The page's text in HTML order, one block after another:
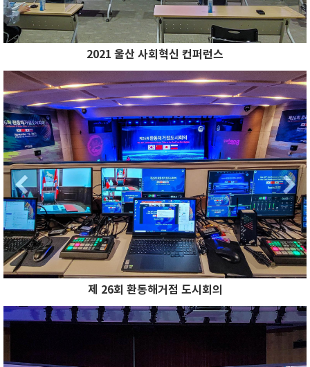
2021 울산 사회혁신 컨퍼런스
Previous
Previous
제 26회 환동해거점 도시회의
Previous